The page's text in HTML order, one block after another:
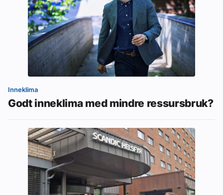
Inneklima
Godt inneklima med mindre ressursbruk?